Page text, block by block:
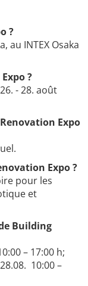
?
au INTEX Osaka
?
- 28. août
Expo
Expo ?
pour les
et
Building
– 17:00 h;
10:00 –